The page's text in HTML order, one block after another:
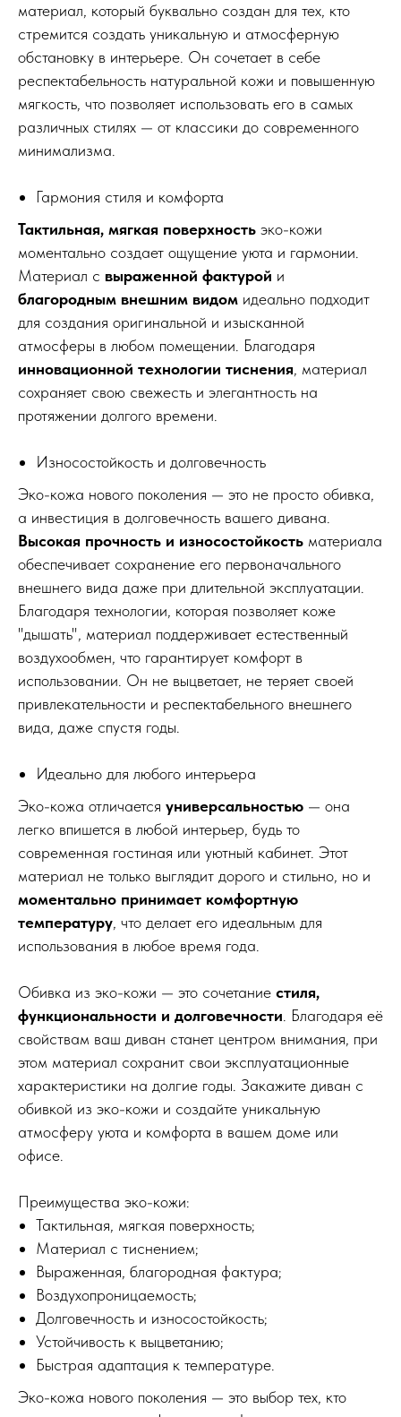
материал, который буквально создан для тех, кто
стремится создать уникальную и атмосферную
обстановку в интерьере. Он сочетает в себе
респектабельность натуральной кожи и повышенную
мягкость, что позволяет использовать его в самых
различных стилях — от классики до современного
минимализма.
Гармония стиля и комфорта
Тактильная, мягкая поверхность эко-кожи
моментально создает ощущение уюта и гармонии.
Материал с выраженной фактурой и
благородным внешним видом идеально подходит
для создания оригинальной и изысканной
атмосферы в любом помещении. Благодаря
инновационной технологии тиснения, материал
сохраняет свою свежесть и элегантность на
протяжении долгого времени.
Износостойкость и долговечность
Эко-кожа нового поколения — это не просто обивка,
а инвестиция в долговечность вашего дивана.
Высокая прочность и износостойкость материала
обеспечивает сохранение его первоначального
внешнего вида даже при длительной эксплуатации.
Благодаря технологии, которая позволяет коже
"дышать", материал поддерживает естественный
воздухообмен, что гарантирует комфорт в
использовании. Он не выцветает, не теряет своей
привлекательности и респектабельного внешнего
вида, даже спустя годы.
Идеально для любого интерьера
Эко-кожа отличается универсальностью — она
легко впишется в любой интерьер, будь то
современная гостиная или уютный кабинет. Этот
материал не только выглядит дорого и стильно, но и
моментально принимает комфортную
температуру, что делает его идеальным для
использования в любое время года.
Обивка из эко-кожи — это сочетание стиля,
функциональности и долговечности . Благодаря её
свойствам ваш диван станет центром внимания, при
этом материал сохранит свои эксплуатационные
характеристики на долгие годы. Закажите диван с
обивкой из эко-кожи и создайте уникальную
атмосферу уюта и комфорта в вашем доме или
офисе.
Преимущества эко-кожи:
Тактильная, мягкая поверхность;
Материал с тиснением;
Выраженная, благородная фактура;
Воздухопроницаемость;
Долговечность и износостойкость;
Устойчивость к выцветанию;
Быстрая адаптация к температуре.
Эко-кожа нового поколения — это выбор тех, кто